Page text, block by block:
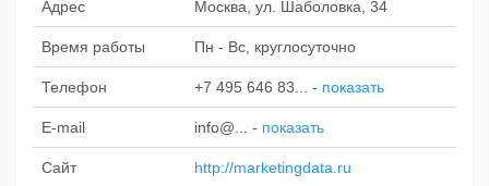
Адрес Москва, ул. Шаболовка, 34
Время работы Пн - Вс, круглосуточно
Телефон +7 495 646 83... - показать
E-mail info@... - показать
Сайт http://marketingdata.ru